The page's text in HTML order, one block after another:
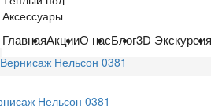
Аксессуары
ГлавнаяАкцииО насБлог3D Экскурсия
Вернисаж Нельсон 0381